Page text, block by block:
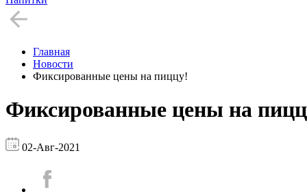
Главная
Новости
Фиксированные цены на пиццу!
Фиксированные цены на
02-Авг-2021